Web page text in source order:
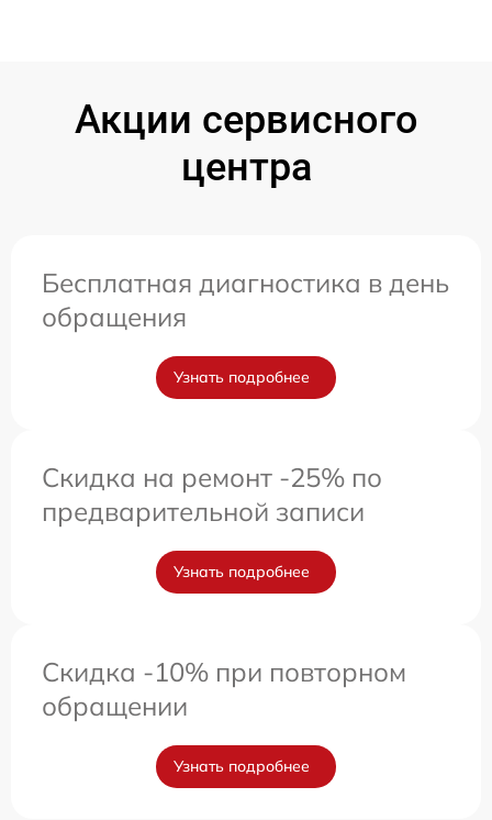
Акции сервисного
центра
Бесплатная диагностика в день
обращения
Узнать подробнее
Скидка на ремонт -25% по
предварительной записи
Узнать подробнее
Скидка -10% при повторном
обращении
Узнать подробнее